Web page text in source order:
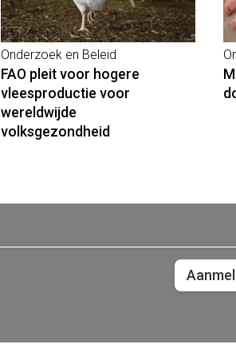
Onderzoek en Beleid
FAO pleit voor hogere
vleesproductie voor
wereldwijde
volksgezondheid